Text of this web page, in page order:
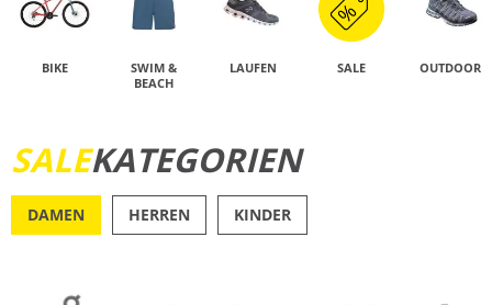
BIKE
SWIM &
BEACH
LAUFEN SALE OUTDOOR
JETZT ENTDECKEN
SALEKATEGORIEN
DAMEN HERREN KINDER